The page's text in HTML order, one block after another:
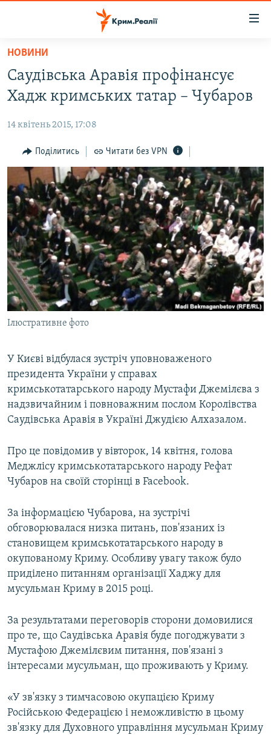
Перейти
основного
матеріалу
до
навігації
Перейти
до
пошуку
ВОДА.КРИМ
ВІДЕО ТА ФОТО
ПОЛІТИКА
БЛОГИ
ПОГЛЯД
ІНТЕРВ'Ю
ВСЕ ЗА ДЕНЬ
СПЕЦПРОЕКТИ
ДЕПОРТАЦІЯ
ВІДЕОУРОКИ «ELIFBE»
СВІДЧЕННЯ ОКУПАЦІЇ
УКРАЇНСЬКА ПРОБЛЕМА КРИМУ
ЯК ОБІЙТИ БЛОКУВАННЯ
Русский
Qırımtatar
Усі сайти RFE/RL
НОВИНИ
Саудівська Аравія профінансує
Хадж кримських татар – Чубаров
14 квітень 2015, 17:08
Поділитись Читати без VPN
Ілюстративне фото
У Києві відбулася зустріч уповноваженого
президента України у справах
кримськотатарського народу Мустафи Джемілєва з
надзвичайним і повноважним послом Королівства
Саудівська Аравія в Україні Джудією Алхазалом.
Про це повідомив у вівторок, 14 квітня, голова
Меджлісу кримськотатарського народу Рефат
Чубаров на своїй сторінці в Facebook.
За інформацією Чубарова, на зустрічі
обговорювалася низка питань, пов'язаних із
становищем кримськотатарського народу в
окупованому Криму. Особливу увагу також було
приділено питанням організації Хаджу для
мусульман Криму в 2015 році.
За результатами переговорів сторони домовилися
про те, що Саудівська Аравія буде погоджувати з
Мустафою Джемілєвим питання, пов'язані з
інтересами мусульман, що проживають у Криму.
«У зв'язку з тимчасовою окупацією Криму
Російською Федерацією і неможливістю в цьому
зв'язку для Духовного управління мусульман Криму